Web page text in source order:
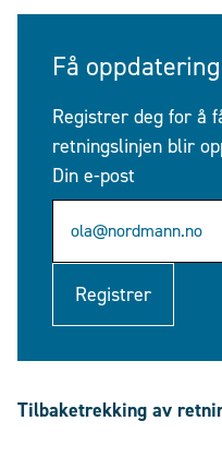
Få
Registrer deg for å
retningslinjen blir
Din e-post
Registrer
Tilbaketrekking av